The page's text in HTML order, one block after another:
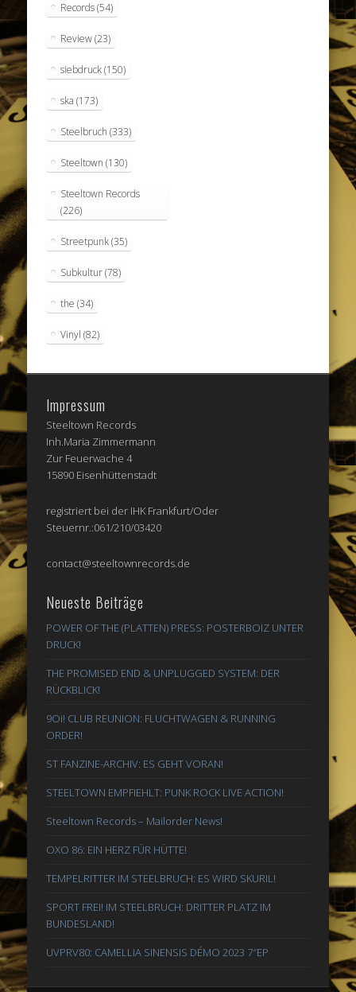
Records(54)
Review(23)
siebdruck(150)
ska (173)
Steelbruch (333)
Steeltown (130)
Steeltown Records
(226)
Streetpunk(35)
Subkultur(78)
the (34)
Vinyl (82)
Impressum
Steeltown Records
Inh.Maria Zimmermann
Zur Feuerwache 4
15890 Eisenhüttenstadt
registriert bei der IHK Frankfurt/Oder
Steuernr.:061/210/03420
contact@steeltownrecords.de
Neueste Beiträge
POWER OF THE (PLATTEN) PRESS: POSTERBOIZ UNTER
DRUCK!
THE PROMISED END & UNPLUGGED SYSTEM: DER
RÜCKBLICK!
9Oi! CLUB REUNION: FLUCHTWAGEN & RUNNING
ORDER!
ST FANZINE-ARCHIV: ES GEHT VORAN!
STEELTOWN EMPFIEHLT: PUNK ROCK LIVE ACTION!
Steeltown Records – Mailorder News!
OXO 86: EIN HERZ FÜR HÜTTE!
TEMPELRITTER IM STEELBRUCH: ES WIRD SKURIL!
SPORT FREI! IM STEELBRUCH: DRITTER PLATZ IM
BUNDESLAND!
UVPRV80: CAMELLIA SINENSIS DÉMO 2023 7″EP